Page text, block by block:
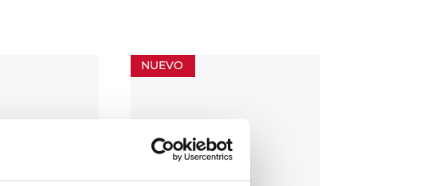
NUEVO